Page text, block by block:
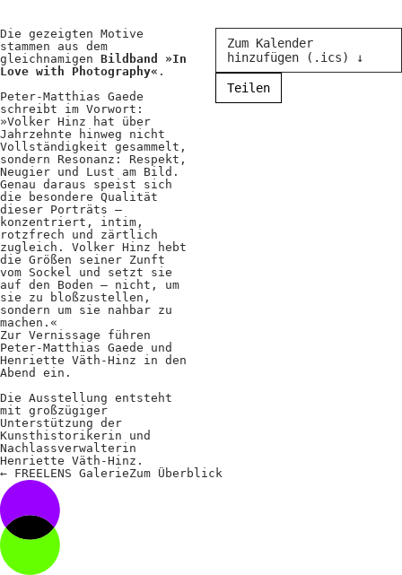
Die gezeigten Motive
stammen aus dem
gleichnamigen Bildband »In
Love with Photography« .
Peter-Matthias Gaede
schreibt im Vorwort:
»Volker Hinz hat über
Jahrzehnte hinweg nicht
Vollständigkeit gesammelt,
sondern Resonanz: Respekt,
Neugier und Lust am Bild.
Genau daraus speist sich
die besondere Qualität
dieser Porträts –
konzentriert, intim,
rotzfrech und zärtlich
zugleich. Volker Hinz hebt
die Größen seiner Zunft
vom Sockel und setzt sie
auf den Boden – nicht, um
sie zu bloßzustellen,
sondern um sie nahbar zu
machen.«
Zur Vernissage führen
Peter-Matthias Gaede und
Henriette Väth-Hinz in den
Abend ein.
Die Ausstellung entsteht
mit großzügiger
Unterstützung der
Kunsthistorikerin und
Nachlassverwalterin
Henriette Väth-Hinz.
Zum Kalender
hinzufügen (.ics) ↓
Teilen
← FREELENS GalerieZum Überblick